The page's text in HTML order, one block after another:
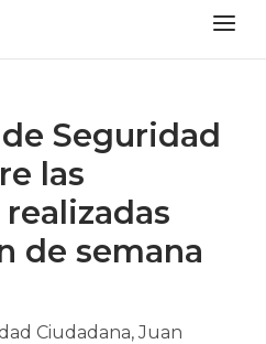
Menu
Seguridad
las
de semana
Ciudadana, Juan